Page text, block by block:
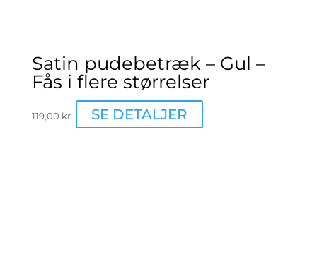
Satin pudebetræk – Gul –
Fås i flere størrelser
119,00 kr. SE DETALJER
vare